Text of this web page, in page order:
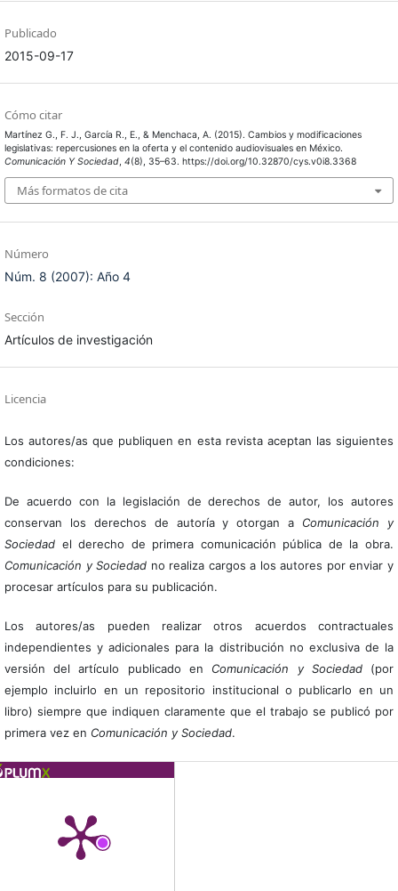
Publicado
2015-09-17
Cómo citar
Martínez G., F. J., García R., E., & Menchaca, A. (2015). Cambios y modificaciones
legislativas: repercusiones en la oferta y el contenido audiovisuales en México.
Comunicación Y Sociedad, 4(8), 35–63. https://doi.org/10.32870/cys.v0i8.3368
Más formatos de cita
Número
Núm. 8 (2007): Año 4
Sección
Artículos de investigación
Licencia
Los autores/as que publiquen en esta revista aceptan las siguientes
condiciones:
De acuerdo con la legislación de derechos de autor, los autores
conservan los derechos de autoría y otorgan a Comunicación y
Sociedadel derecho de primera comunicación pública de la obra.
Comunicación y Sociedad no realiza cargos a los autores por enviar y
procesar artículos para su publicación.
Los autores/as pueden realizar otros acuerdos contractuales
independientes y adicionales para la distribución no exclusiva de la
versión del artículo publicado en Comunicación y Sociedad(por
ejemplo incluirlo en un repositorio institucional o publicarlo en un
libro) siempre que indiquen claramente que el trabajo se publicó por
primera vez en Comunicación y Sociedad.